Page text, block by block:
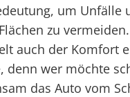
um Unfälle
zu
auch der Komfort
denn wer möchte
das Auto vom